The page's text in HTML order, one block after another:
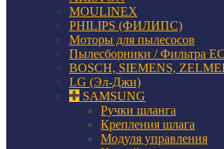
MOULINEX
PHILIPS (ФИЛИПС)
Моторы для пылесосов
Пылесборники / Фильтра
BOSCH, SIEMENS,
LG (Эл-Джи)
SAMSUNG
Ручки шланга
Крепления шлага
Модуля управления